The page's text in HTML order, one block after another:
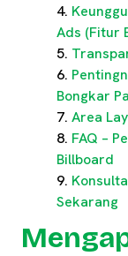
Ads (Fitur
Bongkar
Area
FAQ –
Billboard
Sekarang